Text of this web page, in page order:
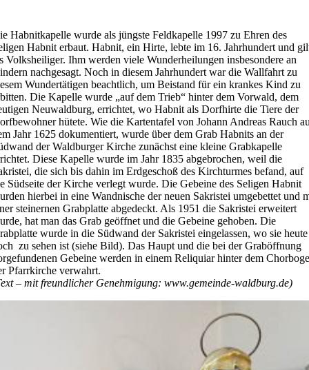
Habnitkapelle wurde als jüngste Feldkapelle 1997 zu Ehren des
Habnit erbaut. Habnit, ein Hirte, lebte im 16. Jahrhundert und
Volksheiliger. Ihm werden viele Wunderheilungen insbesondere an
nachgesagt. Noch in diesem Jahrhundert war die Wallfahrt zu
Wundertätigen beachtlich, um Beistand für ein krankes Kind zu
Die Kapelle wurde „auf dem Trieb“ hinter dem Vorwald, dem
Neuwaldburg, errichtet, wo Habnit als Dorfhirte die Tiere der
hütete. Wie die Kartentafel von Johann Andreas Rauch
Jahr 1625 dokumentiert, wurde über dem Grab Habnits an der
der Waldburger Kirche zunächst eine kleine Grabkapelle
Diese Kapelle wurde im Jahr 1835 abgebrochen, weil die
die sich bis dahin im Erdgeschoß des Kirchturmes befand, auf
Südseite der Kirche verlegt wurde. Die Gebeine des Seligen Habnit
hierbei in eine Wandnische der neuen Sakristei umgebettet und
steinernen Grabplatte abgedeckt. Als 1951 die Sakristei erweitert
hat man das Grab geöffnet und die Gebeine gehoben. Die
wurde in die Südwand der Sakristei eingelassen, wo sie heute
zu sehen ist (siehe Bild). Das Haupt und die bei der Graböffnung
Gebeine werden in einem Reliquiar hinter dem
Pfarrkirche verwahrt.
– mit freundlicher Genehmigung: www.gemeinde-waldburg.de)